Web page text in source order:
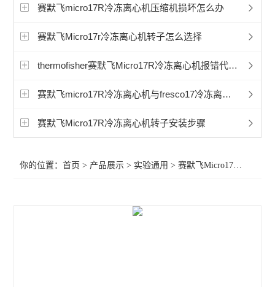
赛默飞程控降温仪冷冻机
艾本德5702离心机
艾本德5430微量离心机
艾本德5810微量离心机
赛默飞Sorvall LYNX 6000 离心机
赛默飞micro17R冷冻离心机压缩机损坏怎么办
赛默飞Micro17r冷冻离心机转子怎么选择
thermofisher赛默飞Micro17R冷冻离心机报错代码E24是什么意思？
赛默飞micro17R冷冻离心机与fresco17冷冻离心机对比比较
赛默飞Micro17R冷冻离心机转子安装步骤
你的位置：首页 > 产品展示 > 实验通用 >赛默飞Micro17R冷冻离心机